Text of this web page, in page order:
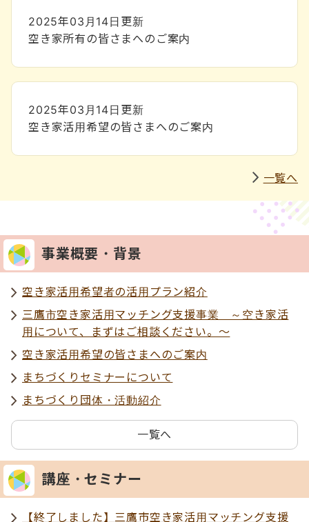
2025年03月14日 更新
空き家所有の皆さまへのご案内
2025年03月14日 更新
空き家活用希望の皆さまへのご案内
一覧へ
事業概要・背景
空き家活用希望者の活用プラン紹介
三鷹市空き家活用マッチング支援事業 ～空き家活
用について、まずはご相談ください。～
空き家活用希望の皆さまへのご案内
まちづくりセミナーについて
まちづくり団体・活動紹介
一覧へ
講座・セミナー
【終了しました】三鷹市空き家活用マッチング支援